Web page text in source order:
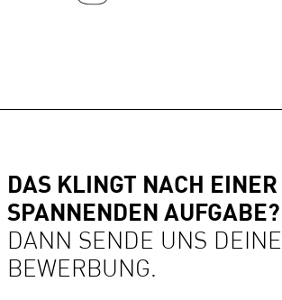
DAS KLINGT NACH EINER
SPANNENDEN AUFGABE?
DANN SENDE UNS DEINE
BEWERBUNG.